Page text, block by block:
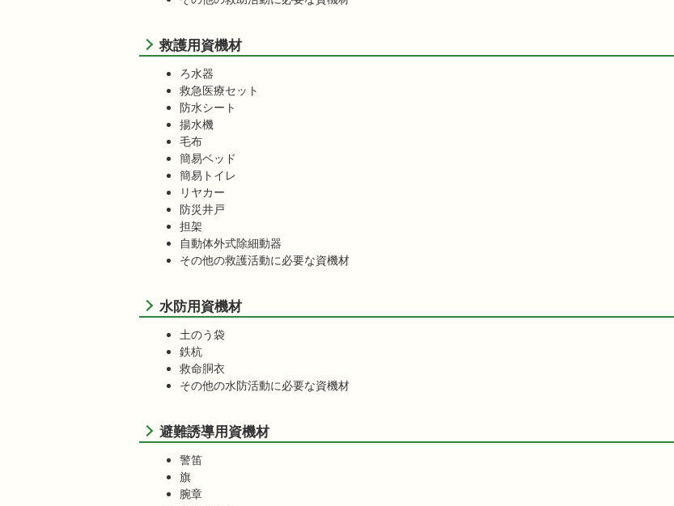
救護用資機材
ろ水器
救急医療セット
防水シート
揚水機
毛布
簡易ベッド
簡易トイレ
リヤカー
防災井戸
担架
自動体外式除細動器
その他の救護活動に必要な資機材
水防用資機材
土のう袋
鉄杭
救命胴衣
その他の水防活動に必要な資機材
避難誘導用資機材
警笛
旗
腕章